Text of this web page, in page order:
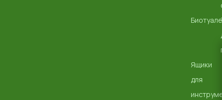
Ящики
для